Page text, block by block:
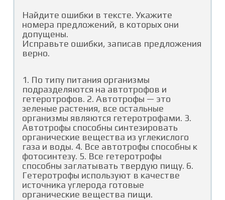
Найдите ошибки в тексте. Укажите
номера предложений, в которых они
допущены.
Исправьте ошибки, записав предложения
верно.
1. По типу питания организмы
подразделяются на автотрофов и
гетеротрофов. 2. Автотрофы — это
зеленые растения, все остальные
организмы являются гетеротрофами. 3.
Автотрофы способны синтезировать
органические вещества из углекислого
газа и воды. 4. Все автотрофы способны к
фотосинтезу. 5. Все гетеротрофы
способны заглатывать твердую пищу. 6.
Гетеротрофы используют в качестве
источника углерода готовые
органические вещества пищи.